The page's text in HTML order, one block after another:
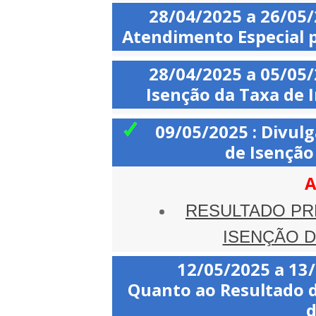
28/04/2025 a 26/
Atendimento Especial
28/04/2025 a 05/
Isenção da Taxa
09/05/2025 :
de
RESULTADO
ISENÇÃO
12/05/2025 a
Quanto ao Resultado